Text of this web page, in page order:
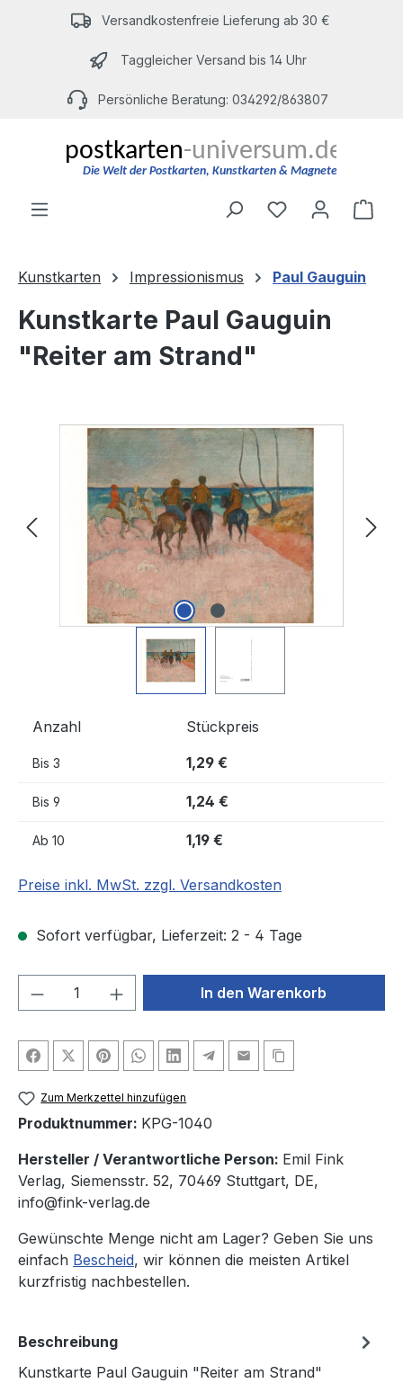
Zum Hauptinhalt springenVersandkostenfreie Lieferung ab 30 €
Taggleicher Versand bis 14 Uhr
Persönliche Beratung: 034292/863807
Du hast 0
Kunstkarten Impressionismus Paul Gauguin
Kunstkarte Paul Gauguin
"Reiter am Strand"
Bildergalerie überspringen
Anzahl Stückpreis
Bis 3 1,29 €
Bis 9 1,24 €
Ab 10 1,19 €
Preise inkl. MwSt. zzgl. Versandkosten
Sofort verfügbar, Lieferzeit: 2 - 4 Tage
Produkt Anzahl: Gib denIn den Warenkorb
Zum Merkzettel hinzufügen
Produktnummer: KPG-1040
Hersteller / Verantwortliche Person: Emil Fink
Verlag, Siemensstr. 52, 70469 Stuttgart, DE,
info@fink-verlag.de
Gewünschte Menge nicht am Lager? Geben Sie uns
einfach Bescheid, wir können die meisten Artikel
kurzfristig nachbestellen.
Beschreibung
Kunstkarte Paul Gauguin "Reiter am Strand"